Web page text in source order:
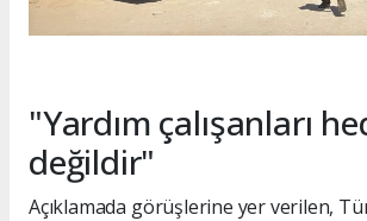
"Yardım çalışanları
değildir"
Açıklamada görüşlerine yer verilen,